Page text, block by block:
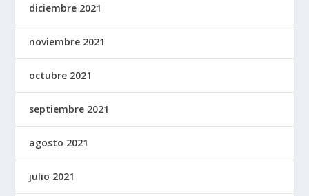
diciembre 2021
noviembre 2021
octubre 2021
septiembre 2021
agosto 2021
julio 2021